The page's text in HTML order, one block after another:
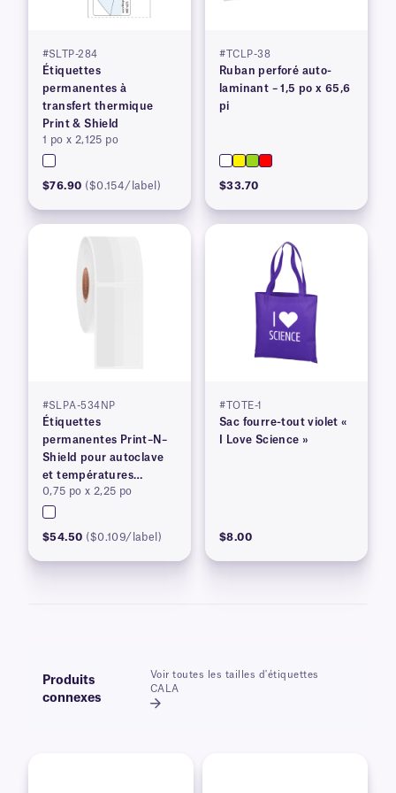
#SLTP-284
Étiquettes
permanentes à
transfert thermique
Print & Shield
1 po x 2,125 po
$76.90 ($0.154/label)
#TCLP-38
Ruban perforé auto-
laminant – 1,5 po x 65,6
pi
$33.70
#SLPA-534NP
Étiquettes
permanentes Print–N–
Shield pour autoclave
et températures
élevées
0,75 po x 2,25 po
$54.50 ($0.109/label)
#TOTE-1
Sac fourre-tout violet «
I Love Science »
$8.00
Produits
connexes
Voir toutes les tailles d'étiquettes
CALA